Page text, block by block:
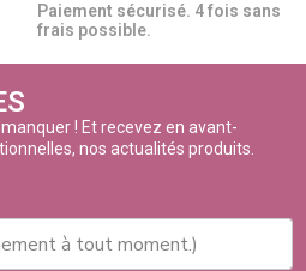
Paiement sécurisé. 4 fois sans
frais possible.
! Et recevez en avant-
nos actualités produits.